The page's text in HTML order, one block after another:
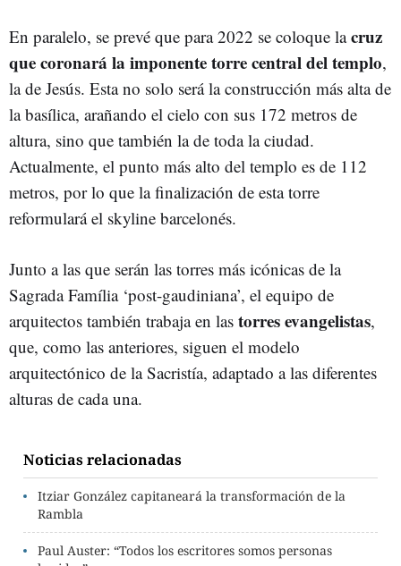
En paralelo, se prevé que para 2022 se coloque lacruz
que coronará la imponente torre central del templo,
la de Jesús. Esta no solo será la construcción más alta de
la basílica, arañando el cielo con sus 172 metros de
altura, sino que también la de toda la ciudad.
Actualmente, el punto más alto del templo es de 112
metros, por lo que la finalización de esta torre
reformulará el skyline barcelonés.
Junto a las que serán las torres más icónicas de la
Sagrada Família ‘post-gaudiniana’, el equipo de
arquitectos también trabaja en las torres evangelistas,
que, como las anteriores, siguen el modelo
arquitectónico de la Sacristía, adaptado a las diferentes
alturas de cada una.
Noticias relacionadas
Itziar González capitaneará la transformación de la
Rambla
Paul Auster: “Todos los escritores somos personas